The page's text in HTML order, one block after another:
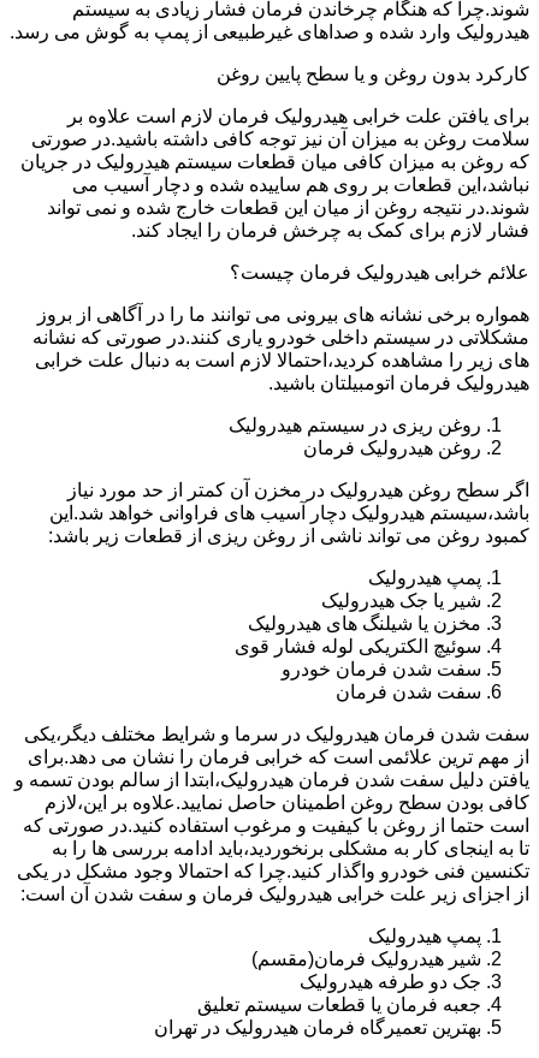
شوند.چرا که هنگام چرخاندن فرمان فشار زیادی به سیستم
هیدرولیک وارد شده و صداهای غیرطبیعی از پمپ به گوش می رسد.
کارکرد بدون روغن و یا سطح پایین روغن
برای یافتن علت خرابی هیدرولیک فرمان لازم است علاوه بر
سلامت روغن به میزان آن نیز توجه کافی داشته باشید.در صورتی
که روغن به میزان کافی میان قطعات سیستم هیدرولیک در جریان
نباشد،این قطعات بر روی هم ساییده شده و دچار آسیب می
شوند.در نتیجه روغن از میان این قطعات خارج شده و نمی تواند
فشار لازم برای کمک به چرخش فرمان را ایجاد کند.
علائم خرابی هیدرولیک فرمان چیست؟
همواره برخی نشانه های بیرونی می توانند ما را در آگاهی از بروز
مشکلاتی در سیستم داخلی خودرو یاری کنند.در صورتی که نشانه
های زیر را مشاهده کردید،احتمالا لازم است به دنبال علت خرابی
هیدرولیک فرمان اتومبیلتان باشید.
روغن ریزی در سیستم هیدرولیک
روغن هیدرولیک فرمان
اگر سطح روغن هیدرولیک در مخزن آن کمتر از حد مورد نیاز
باشد،سیستم هیدرولیک دچار آسیب های فراوانی خواهد شد.این
کمبود روغن می تواند ناشی از روغن ریزی از قطعات زیر باشد:
پمپ هیدرولیک
شیر یا جک هیدرولیک
مخزن یا شیلنگ های هیدرولیک
سوئیچ الکتریکی لوله فشار قوی
سفت شدن فرمان خودرو
سفت شدن فرمان
سفت شدن فرمان هیدرولیک در سرما و شرایط مختلف دیگر،یکی
از مهم ترین علائمی است که خرابی فرمان را نشان می دهد.برای
یافتن دلیل سفت شدن فرمان هیدرولیک،ابتدا از سالم بودن تسمه و
کافی بودن سطح روغن اطمینان حاصل نمایید.علاوه بر این،لازم
است حتما از روغن با کیفیت و مرغوب استفاده کنید.در صورتی که
تا به اینجای کار به مشکلی برنخوردید،باید ادامه بررسی ها را به
تکنسین فنی خودرو واگذار کنید.چرا که احتمالا وجود مشکل در یکی
از اجزای زیر علت خرابی هیدرولیک فرمان و سفت شدن آن است:
پمپ هیدرولیک
شیر هیدرولیک فرمان(مقسم)
جک دو طرفه هیدرولیک
جعبه فرمان یا قطعات سیستم تعلیق
بهترین تعمیرگاه فرمان هیدرولیک در تهران